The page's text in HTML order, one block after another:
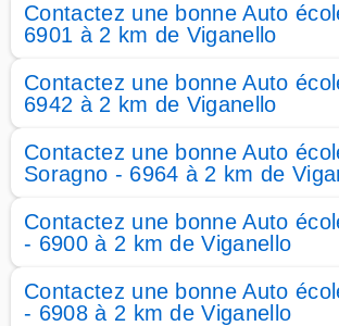
Contactez une bonne Auto
6901 à 2 km de Viganello
Contactez une bonne Auto
6942 à 2 km de Viganello
Contactez une bonne Auto
Soragno - 6964 à 2 km de
Contactez une bonne Auto
- 6900 à 2 km de Viganello
Contactez une bonne Auto
- 6908 à 2 km de Viganello